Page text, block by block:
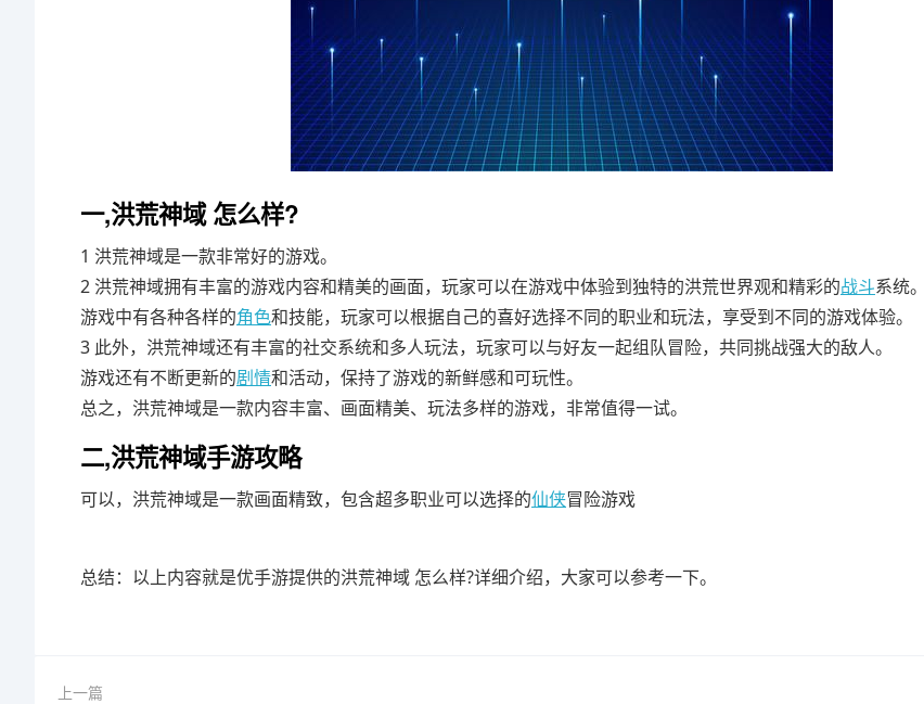
一,洪荒神域 怎么样?
1 洪荒神域是一款非常好的游戏。
2 洪荒神域拥有丰富的游戏内容和精美的画面，玩家可以在游戏中体验到独特的洪荒世界观和精彩的战斗系统。
游戏中有各种各样的角色和技能，玩家可以根据自己的喜好选择不同的职业和玩法，享受到不同的游戏体验。
3 此外，洪荒神域还有丰富的社交系统和多人玩法，玩家可以与好友一起组队冒险，共同挑战强大的敌人。
游戏还有不断更新的剧情和活动，保持了游戏的新鲜感和可玩性。
总之，洪荒神域是一款内容丰富、画面精美、玩法多样的游戏，非常值得一试。
二,洪荒神域手游攻略
可以，洪荒神域是一款画面精致，包含超多职业可以选择的仙侠冒险游戏
总结：以上内容就是优手游提供的洪荒神域 怎么样?详细介绍，大家可以参考一下。
上一篇